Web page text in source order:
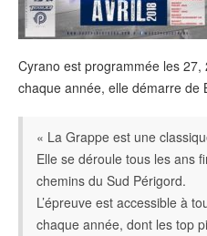
Cyrano est programmée les
chaque année, elle démarre de
« La Grappe est une
Elle se déroule tous les ans
chemins du Sud Périgord.
L’épreuve est accessible à
chaque année, dont les top